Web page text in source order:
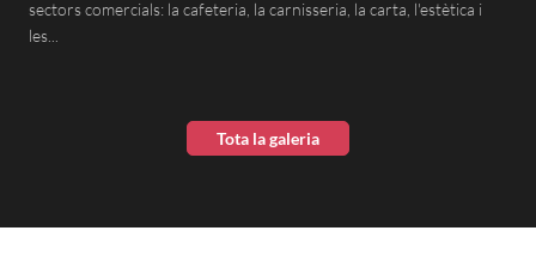
sectors comercials: la cafeteria, la carnisseria, la carta, l'estètica i
les...
Tota la galeria